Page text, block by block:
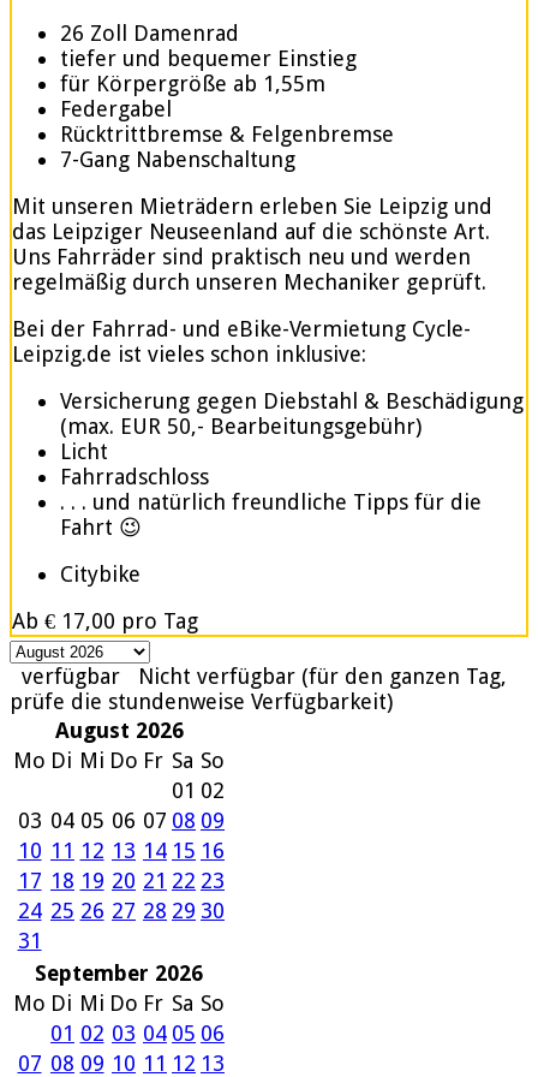
26 Zoll Damenrad
tiefer und bequemer Einstieg
für Körpergröße ab 1,55m
Federgabel
Rücktrittbremse & Felgenbremse
7-Gang Nabenschaltung
Mit unseren Mieträdern erleben Sie Leipzig und
das Leipziger Neuseenland auf die schönste Art.
Uns Fahrräder sind praktisch neu und werden
regelmäßig durch unseren Mechaniker geprüft.
Bei der Fahrrad- und eBike-Vermietung Cycle-
Leipzig.de ist vieles schon inklusive:
Versicherung gegen Diebstahl & Beschädigung
(max. EUR 50,- Bearbeitungsgebühr)
Licht
Fahrradschloss
. . . und natürlich freundliche Tipps für die
Fahrt 😉
Citybike
Ab € 17,00 pro Tag
verfügbar
Nicht verfügbar (für den ganzen Tag,
prüfe die stundenweise Verfügbarkeit)
August 2026
Mo Di Mi Do Fr Sa So
01 02
03 04 05 06 07 08 09
10 11 12 13 14 15 16
17 18 19 20 21 22 23
24 25 26 27 28 29 30
31
September 2026
Mo Di Mi Do Fr Sa So
01 02 03 04 05 06
07 08 09 10 11 12 13